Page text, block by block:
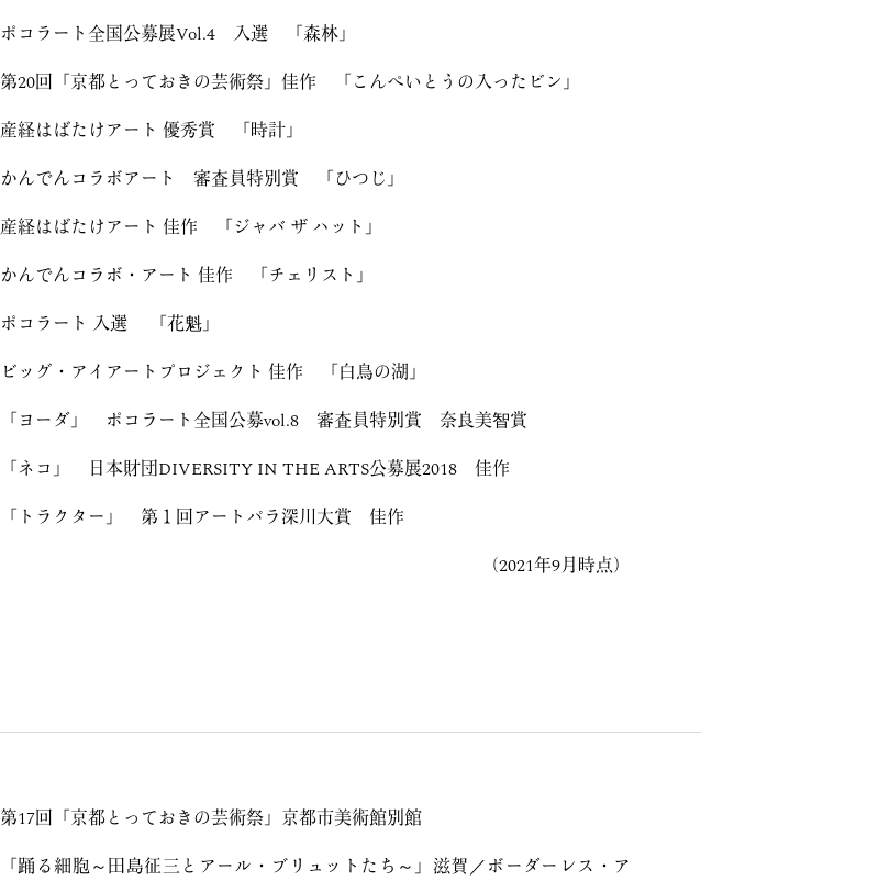
ポコラート全国公募展Vol.4 入選 「森林」
第20回「京都とっておきの芸術祭」佳作 「こんぺいとうの入ったビン」
産経はばたけアート 優秀賞 「時計」
かんでんコラボアート 審査員特別賞 「ひつじ」
産経はばたけアート 佳作 「ジャバ ザ ハット」
かんでんコラボ・アート 佳作 「チェリスト」
ポコラート 入選 「花魁」
ビッグ・アイアートプロジェクト 佳作 「白鳥の湖」
「ヨーダ」 ポコラート全国公募vol.8 審査員特別賞 奈良美智賞
「ネコ」 日本財団DIVERSITY IN THE ARTS公募展2018 佳作
「トラクター」 第１回アートパラ深川大賞 佳作
（2021年9月時点）
第17回「京都とっておきの芸術祭」京都市美術館別館
「踊る細胞～田島征三とアール・ブリュットたち～」滋賀／ボーダーレス・ア